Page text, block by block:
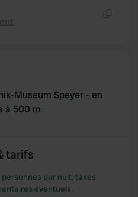
Museum Speyer - en
à 500 m
tarifs
par nuit, taxes
éventuels.